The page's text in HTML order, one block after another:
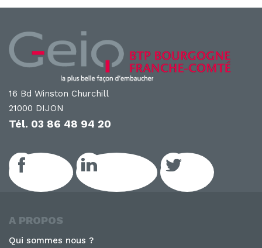
16 Bd Winston Churchill
21000 DIJON
Tél. 03 86 48 94 20
Facebook LinkedIn GEIQ Twitter
A PROPOS
Qui sommes nous ?